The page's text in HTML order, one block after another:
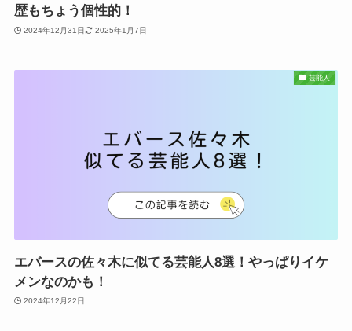
歴もちょう個性的！
2024年12月31日 2025年1月7日
芸能人
エバースの佐々木に似てる芸能人8選！やっぱりイケ
メンなのかも！
2024年12月22日